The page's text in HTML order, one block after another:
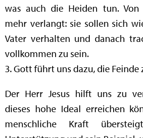
was auch die Heiden tun.
mehr verlangt: sie sollen sich
Vater verhalten und danach
vollkommen zu sein.
3. Gott führt uns dazu, die Feinde
Der Herr Jesus hilft uns zu
dieses hohe Ideal erreichen
menschliche Kraft